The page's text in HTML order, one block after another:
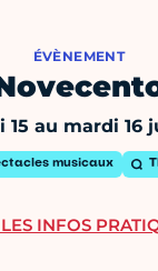
ÉVÈNEMENT
15 au mardi 16
musicaux
INFOS